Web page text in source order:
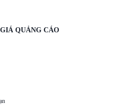
QUẢNG CÁO